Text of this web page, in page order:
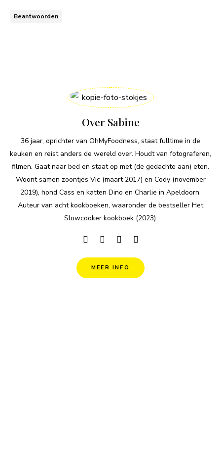
Beantwoorden
Over Sabine
36 jaar, oprichter van OhMyFoodness, staat fulltime in de
keuken en reist anders de wereld over. Houdt van fotograferen,
filmen. Gaat naar bed en staat op met (de gedachte aan) eten.
Woont samen zoontjes Vic (maart 2017) en Cody (november
2019), hond Cass en katten Dino en Charlie in Apeldoorn.
Auteur van acht kookboeken, waaronder de bestseller Het
Slowcooker kookboek (2023).
MEER INFO